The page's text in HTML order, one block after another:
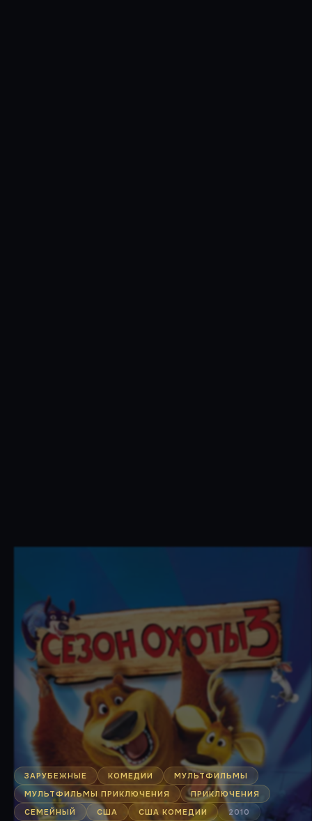
ЗАРУБЕЖНЫЕ КОМЕДИИ
МУЛЬТФИЛЬМЫ
МУЛЬТФИЛЬМЫ ПРИКЛЮЧЕНИЯ
ПРИКЛЮЧЕНИЯ
СЕМЕЙНЫЙ
США США КОМЕДИИ 2010